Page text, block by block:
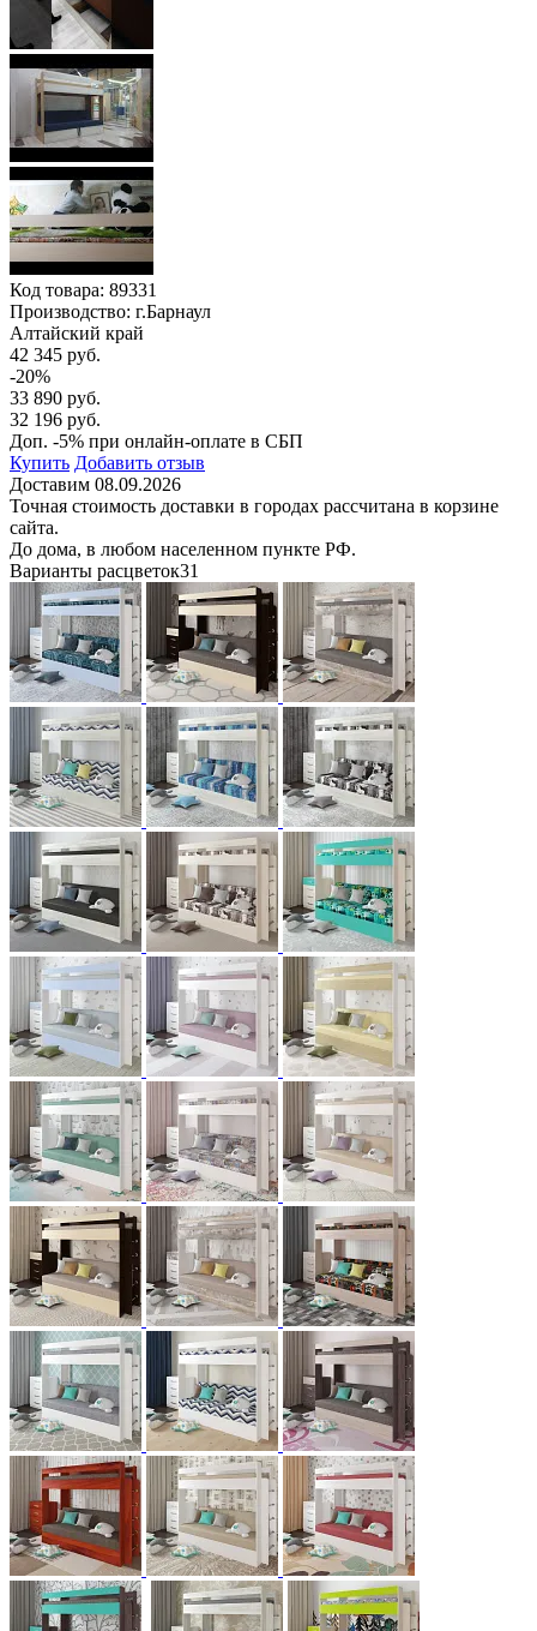
Код товара: 89331
Производство: г.Барнаул
Алтайский край
42 345 руб.
-20%
33 890 руб.
32 196 руб.
Доп. -5% при онлайн-оплате в СБП
Купить Добавить отзыв
Доставим 08.09.2026
Точная стоимость доставки в городах рассчитана в корзине
сайта.
До дома, в любом населенном пункте РФ.
Варианты расцветок31